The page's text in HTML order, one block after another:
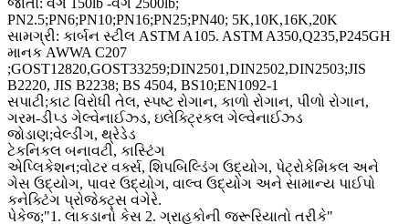
જાતો: વર્ગ 150lb -વર્ગ 2500lb;
PN2.5;PN6;PN10;PN16;PN25;PN40; 5K,10K,16K,20K
સામગ્રી: કાર્બન સ્ટીલ ASTM A105. ASTM A350,Q235,P245GH
માનક AWWA C207
;GOST12820,GOST33259;DIN2501,DIN2502,DIN2503;JIS
B2220, JIS B2238; BS 4504, BS10;EN1092-1
સપાટી;કાટ વિરોધી તેલ, સ્પષ્ટ રોગાન, કાળો રોગાન, પીળો રોગાન,
ગરમ-ડીપ્ડ ગેલ્વેનાઈઝ્ડ, ઇલેક્ટ્રિકલ ગેલ્વેનાઈઝ્ડ
જોડાણ;વેલ્ડીંગ, થ્રેડેડ
ટેકનિકલ બનાવટી, કાસ્ટિંગ
એપ્લિકેશન;વોટર વર્ક્સ, શિપબિલ્ડિંગ ઉદ્યોગ, પેટ્રોકેમિકલ અને
ગેસ ઉદ્યોગ, પાવર ઉદ્યોગ, વાલ્વ ઉદ્યોગ અને સામાન્ય પાઈપો
કનેક્ટિંગ પ્રોજેક્ટ્સ વગેરે.
પેકેજ;"1. લાકડાનો કેસ 2. ગ્રાહકોની જરૂરિયાતો તરીકે"